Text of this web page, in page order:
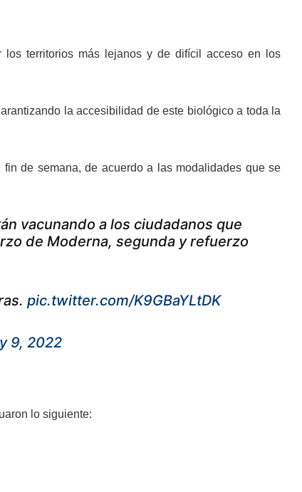
los territorios más lejanos y de difícil acceso en los
la accesibilidad de este biológico a toda la
de semana, de acuerdo a las modalidades que se
vacunando a los ciudadanos que
de Moderna, segunda y refuerzo
pic.twitter.com/K9GBaYLtDK
9, 2022
lo siguiente: